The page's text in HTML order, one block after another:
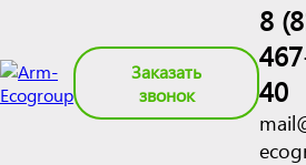
Заказать
звонок
8
40